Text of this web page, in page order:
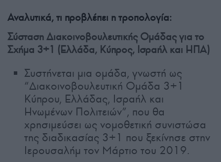
Αναλυτικά, τι προβλέπει η τροπολογία:
Σύσταση Διακοινοβουλευτικής Ομάδας για το
Σχήμα 3+1 (Ελλάδα, Κύπρος, Ισραήλ και ΗΠΑ)
Συστήνεται μια ομάδα, γνωστή ως
“Διακοινοβουλευτική Ομάδα 3+1
Κύπρου, Ελλάδας, Ισραήλ και
Ηνωμένων Πολιτειών”, που θα
χρησιμεύσει ως νομοθετική συνιστώσα
της διαδικασίας 3+1 που ξεκίνησε στην
Ιερουσαλήμ τον Μάρτιο του 2019.